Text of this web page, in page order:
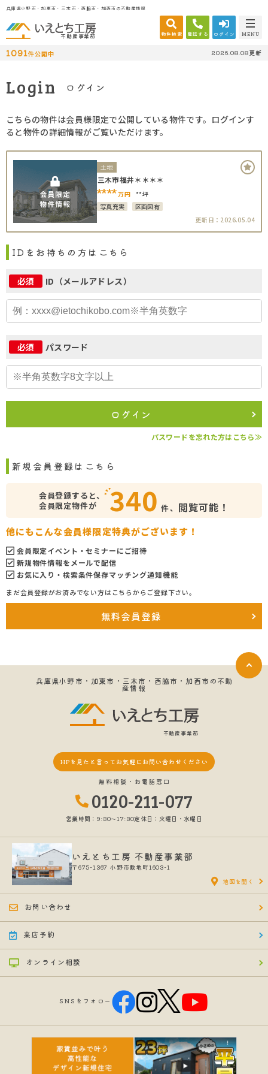
兵庫県小野市・加東市・三木市・西脇市・加西市の不動産情報
不動産事業部 物件検索 電話する ログイン MENU
1091件公開中 2026.08.08更新
Login ログイン
こちらの物件は会員様限定で公開している物件です。ログインす
ると物件の詳細情報がご覧いただけます。
土地
三木市福井＊＊＊＊
****万円 **坪
写真充実
区画図有
更新日：2026.05.04
IDをお持ちの方はこちら
必須 ID（メールアドレス）
必須 パスワード
ログイン
パスワードを忘れた方はこちら≫
新規会員登録はこちら
会員登録すると、
会員限定物件が
340 件、 閲覧可能！
他にもこんな会員様限定特典がございます！
会員限定イベント・セミナーにご招待
新規物件情報をメールで配信
お気に入り・検索条件保存マッチング通知機能
まだ会員登録がお済みでない方はこちらからご登録下さい。
無料会員登録
兵庫県小野市・加東市・三木市・西脇市・加西市の不動
産情報
不動産事業部
HPを見たと言って お気軽にお問い合わせください
無料相談・お電話窓口
0120-211-077
営業時間：9:30〜17:30定休日：火曜日・水曜日
いえとち工房 不動産事業部
〒675-1367 小野市敷地町1603-1
地図を開く
お問い合わせ
来店予約
オンライン相談
SNSをフォロー